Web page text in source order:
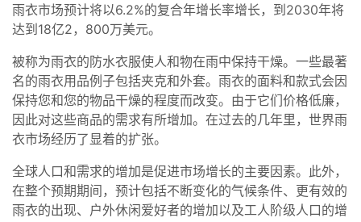
雨衣市场预计将以6.2%的复合年增长率增长，到2030年将
达到18亿2，800万美元。
被称为雨衣的防水衣服使人和物在雨中保持干燥。一些最著
名的雨衣用品例子包括夹克和外套。雨衣的面料和款式会因
保持您和您的物品干燥的程度而改变。由于它们价格低廉，
因此对这些商品的需求有所增加。在过去的几年里，世界雨
衣市场经历了显着的扩张。
全球人口和需求的增加是促进市场增长的主要因素。此外，
在整个预期期间，预计包括不断变化的气候条件、更有效的
雨衣的出现、户外休闲爱好者的增加以及工人阶级人口的增